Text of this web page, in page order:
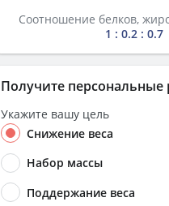
Соотношение белков,
1 : 0.2 : 0.7
Получите
Укажите вашу цель
Снижение веса
Набор массы
Поддержание веса